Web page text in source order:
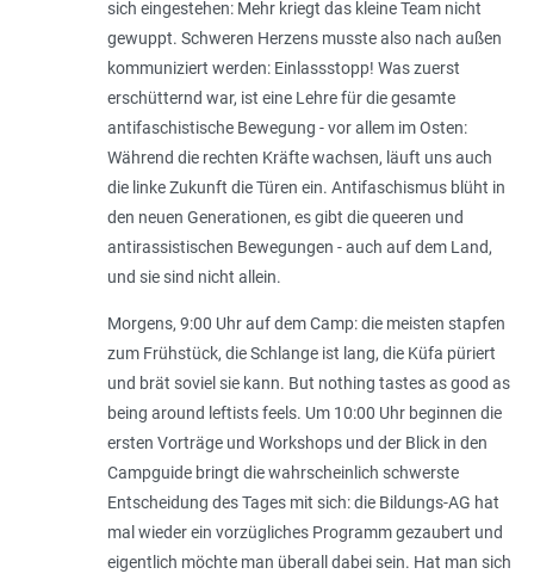
sich eingestehen: Mehr kriegt das kleine Team nicht
gewuppt. Schweren Herzens musste also nach außen
kommuniziert werden: Einlassstopp! Was zuerst
erschütternd war, ist eine Lehre für die gesamte
antifaschistische Bewegung - vor allem im Osten:
Während die rechten Kräfte wachsen, läuft uns auch
die linke Zukunft die Türen ein. Antifaschismus blüht in
den neuen Generationen, es gibt die queeren und
antirassistischen Bewegungen - auch auf dem Land,
und sie sind nicht allein.
Morgens, 9:00 Uhr auf dem Camp: die meisten stapfen
zum Frühstück, die Schlange ist lang, die Küfa püriert
und brät soviel sie kann. But nothing tastes as good as
being around leftists feels. Um 10:00 Uhr beginnen die
ersten Vorträge und Workshops und der Blick in den
Campguide bringt die wahrscheinlich schwerste
Entscheidung des Tages mit sich: die Bildungs-­AG hat
mal wieder ein vorzügliches Programm gezaubert und
eigentlich möchte man überall dabei sein. Hat man sich